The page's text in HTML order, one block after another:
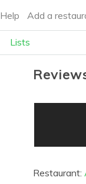
Help Add a
Lists
Restaurant: